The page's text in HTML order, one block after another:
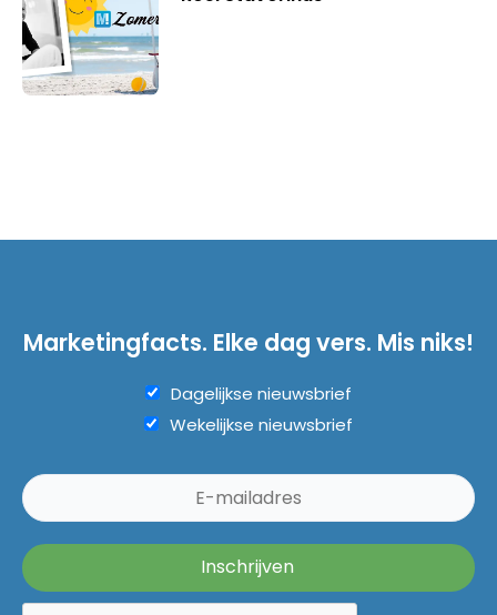
Marketingfacts. Elke dag vers. Mis niks!
Dagelijkse nieuwsbrief
Wekelijkse nieuwsbrief